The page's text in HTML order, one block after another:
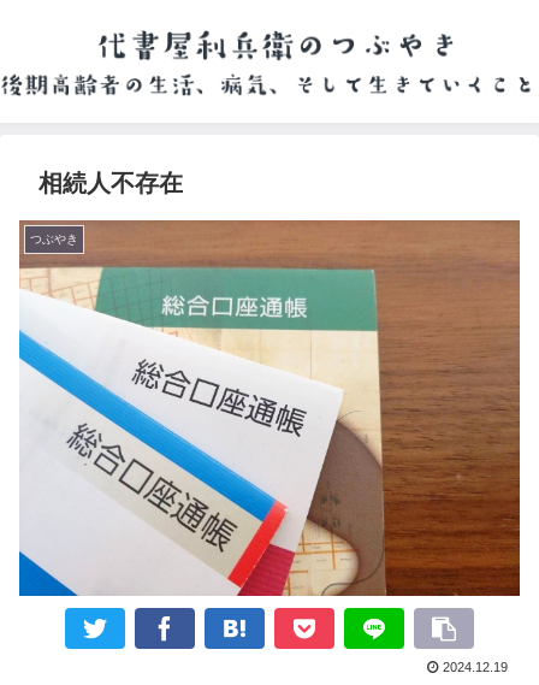
相続人不存在
つぶやき
2024.12.19